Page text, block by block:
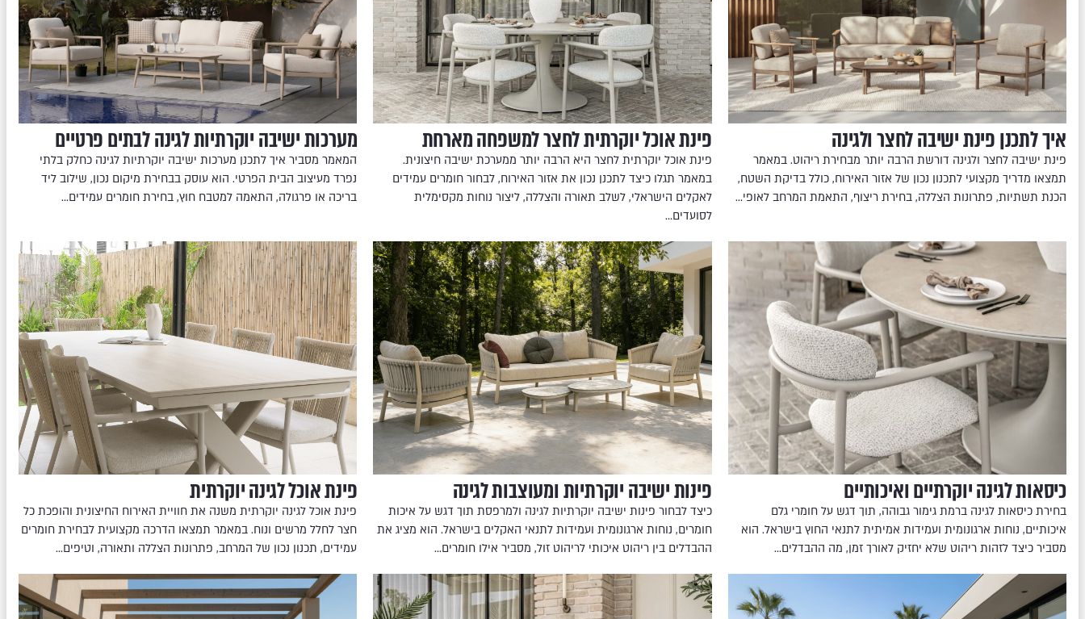
איך לתכנן פינת ישיבה לחצר ולגינה
פינת ישיבה לחצר ולגינה דורשת הרבה יותר מבחירת ריהוט. במאמר
תמצאו מדריך מקצועי לתכנון נכון של אזור האירוח, כולל בדיקת השטח,
הכנת תשתיות, פתרונות הצללה, בחירת ריצוף, התאמת המרחב לאופי…
פינת אוכל יוקרתית לחצר למשפחה מארחת
פינת אוכל יוקרתית לחצר היא הרבה יותר ממערכת ישיבה חיצונית.
במאמר תגלו כיצד לתכנן נכון את אזור האירוח, לבחור חומרים עמידים
לאקלים הישראלי, לשלב תאורה והצללה, ליצור נוחות מקסימלית
לסועדים…
מערכות ישיבה יוקרתיות לגינה לבתים פרטיים
המאמר מסביר איך לתכנן מערכות ישיבה יוקרתיות לגינה כחלק בלתי
נפרד מעיצוב הבית הפרטי. הוא עוסק בבחירת מיקום נכון, שילוב ליד
בריכה או פרגולה, התאמה למטבח חוץ, בחירת חומרים עמידים…
כיסאות לגינה יוקרתיים ואיכותיים
בחירת כיסאות לגינה ברמת גימור גבוהה, תוך דגש על חומרי גלם
איכותיים, נוחות ארגונומית ועמידות אמיתית לתנאי החוץ בישראל. הוא
מסביר כיצד לזהות ריהוט שלא יחזיק לאורך זמן, מה ההבדלים…
פינות ישיבה יוקרתיות ומעוצבות לגינה
כיצד לבחור פינות ישיבה יוקרתיות לגינה ולמרפסת תוך דגש על איכות
חומרים, נוחות ארגונומית ועמידות לתנאי האקלים בישראל. הוא מציג את
ההבדלים בין ריהוט איכותי לריהוט זול, מסביר אילו חומרים…
פינת אוכל לגינה יוקרתית
פינת אוכל לגינה יוקרתית משנה את חוויית האירוח החיצונית והופכת כל
חצר לחלל מרשים ונוח. במאמר תמצאו הדרכה מקצועית לבחירת חומרים
עמידים, תכנון נכון של המרחב, פתרונות הצללה ותאורה, וטיפים…